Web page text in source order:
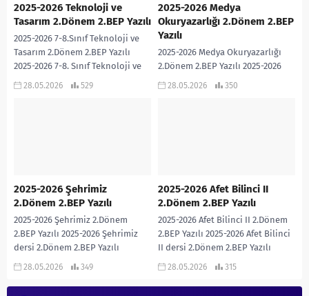
2025-2026 Teknoloji ve
Tasarım 2.Dönem 2.BEP Yazılı
2025-2026 7-8.Sınıf Teknoloji ve
Tasarım 2.Dönem 2.BEP Yazılı
2025-2026 7-8. Sınıf Teknoloji ve
Tasarım dersi 2.Dönem 2.BEP
28.05.2026 529
2025-2026 Medya
Okuryazarlığı 2.Dönem 2.BEP
Yazılı
2025-2026 Medya Okuryazarlığı
2.Dönem 2.BEP Yazılı 2025-2026
Medya Okuryazarlığı dersi
28.05.2026 350
2025-2026 Şehrimiz
2.Dönem 2.BEP Yazılı
2025-2026 Şehrimiz 2.Dönem
2.BEP Yazılı 2025-2026 Şehrimiz
dersi 2.Dönem 2.BEP Yazılı
sınavıdır. Cevap Anahtarı eklidir…
28.05.2026 349
2025-2026 Afet Bilinci II
2.Dönem 2.BEP Yazılı
2025-2026 Afet Bilinci II 2.Dönem
2.BEP Yazılı 2025-2026 Afet Bilinci
II dersi 2.Dönem 2.BEP Yazılı
sınavıdır. Cevap Anahtarı eklidir…
28.05.2026 315